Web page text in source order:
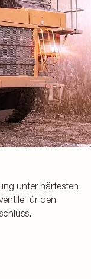
unter härtesten
für den